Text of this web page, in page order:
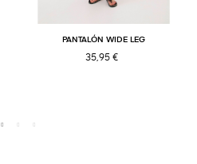
PANTALÓN WIDE LEG
35,95 €